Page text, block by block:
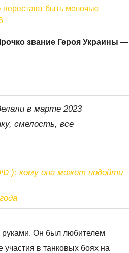
быть мелочью
звание Героя Украины —
в марте 2023
смелость, все
руками. Он был любителем
в танковых боях на